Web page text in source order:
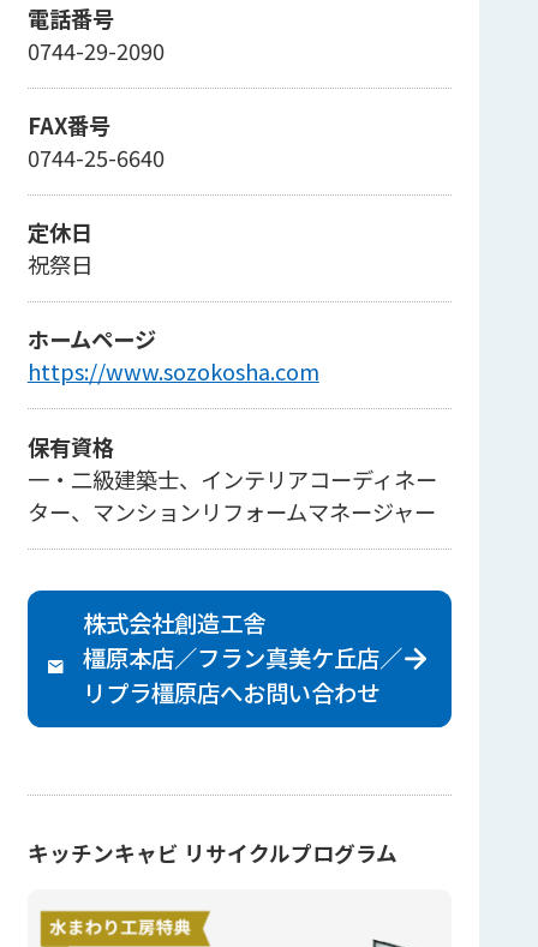
電話番号
0744-29-2090
FAX番号
0744-25-6640
定休日
祝祭日
ホームページ
https://www.sozokosha.com
保有資格
一・二級建築士、インテリアコーディネー
ター、マンションリフォームマネージャー
株式会社創造工舎
橿原本店／フラン真美ケ丘店／
リプラ橿原店へお問い合わせ
キッチンキャビ リサイクルプログラム